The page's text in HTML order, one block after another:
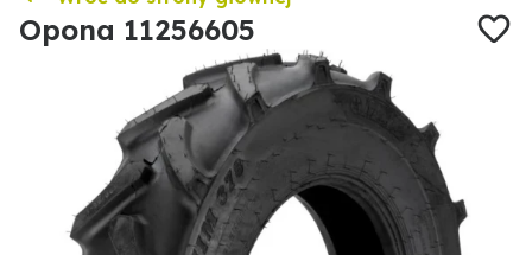
Opona 11256605